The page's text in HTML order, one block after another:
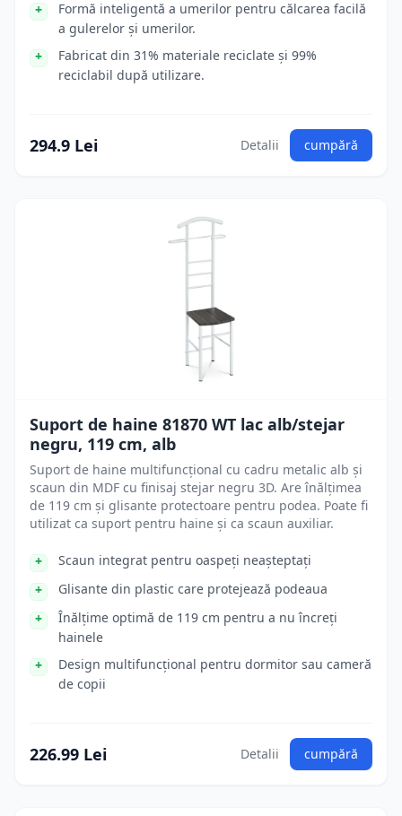
Formă inteligentă a umerilor pentru călcarea facilă
a gulerelor și umerilor.
Fabricat din 31% materiale reciclate și 99%
reciclabil după utilizare.
294.9 Lei Detalii cumpără
Suport de haine 81870 WT lac alb/stejar
negru, 119 cm, alb
Suport de haine multifuncțional cu cadru metalic alb și
scaun din MDF cu finisaj stejar negru 3D. Are înălțimea
de 119 cm și glisante protectoare pentru podea. Poate fi
utilizat ca suport pentru haine și ca scaun auxiliar.
Scaun integrat pentru oaspeți neașteptați
Glisante din plastic care protejează podeaua
Înălțime optimă de 119 cm pentru a nu încreți
hainele
Design multifuncțional pentru dormitor sau cameră
de copii
226.99 Lei Detalii cumpără